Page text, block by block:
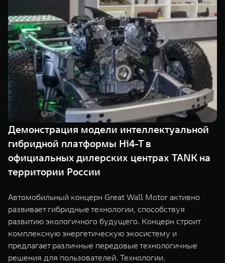
TANK 500
Веди за собой
от 6 499 000 ₽
TANK 700
Сила признания
от 10 199 000 ₽
WEY 07
Расширяя границы комфорта
от 6 149 000 ₽
WEY 05
Эстетика нового времени
от 5 699 000 ₽
WEY 80
Масштаб возможностей
от 6 449 000 ₽
WEY 80 Лаундж
Масштаб возможностей
от 8 099 000 ₽
Корпоративным клиентам
TANK ФИНАНСЫ
TANK Кредит
TANK Лизинг
TANK Страхование
Специальные предложения
Моторные масла
ЦИФРОВЫЕ СЕРВИСЫ TANK
Цифровые сервисы TANK
Подписки
Демонстрация модели интеллектуальной
гибридной платформы Hi4-T в
официальных дилерских центрах TANK на
территории России
Автомобильный концерн Great Wall Motor активно
развивает гибридные технологии, способствуя
развитию экологичного будущего. Концерн строит
комплексную энергетическую экосистему и
предлагает различные передовые технологичные
решения для пользователей. Технологии,